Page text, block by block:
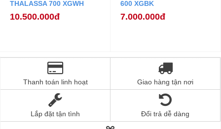
THALASSA 700 XGWH
10.500.000đ
600 XGBK
7.000.000đ
Thanh toán linh hoạt Giao hàng tận nơi
Lắp đặt tận tình Đổi trả dễ dàng